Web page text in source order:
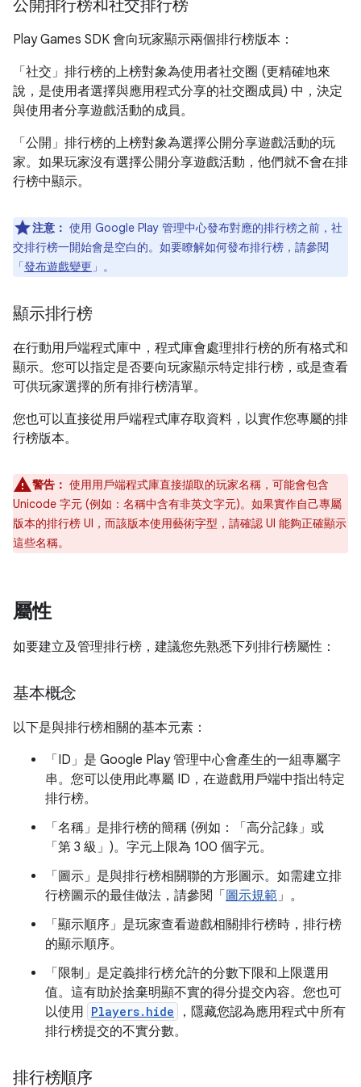
公開排行榜和社交排行榜
Play Games SDK 會向玩家顯示兩個排行榜版本：
「社交」 排行榜的上榜對象為使用者社交圈 (更精確地來
說，是使用者選擇與應用程式分享的社交圈成員) 中，決定
與使用者分享遊戲活動的成員。
「公開」 排行榜的上榜對象為選擇公開分享遊戲活動的玩
家。如果玩家沒有選擇公開分享遊戲活動，他們就不會在排
行榜中顯示。
注意： 使用 Google Play 管理中心發布對應的排行榜之前，社
交排行榜一開始會是空白的。如要瞭解如何發布排行榜，請參閱
「發布遊戲變更 」。
顯示排行榜
在行動用戶端程式庫中，程式庫會處理排行榜的所有格式和
顯示。您可以指定是否要向玩家顯示特定排行榜，或是查看
可供玩家選擇的所有排行榜清單。
您也可以直接從用戶端程式庫存取資料，以實作您專屬的排
行榜版本。
警告： 使用用戶端程式庫直接擷取的玩家名稱，可能會包含
Unicode 字元 (例如：名稱中含有非英文字元)。如果實作自己專屬
版本的排行榜 UI，而該版本使用藝術字型，請確認 UI 能夠正確顯示
這些名稱。
屬性
如要建立及管理排行榜，建議您先熟悉下列排行榜屬性：
基本概念
以下是與排行榜相關的基本元素：
「ID」 是 Google Play 管理中心會產生的一組專屬字
串。您可以使用此專屬 ID，在遊戲用戶端中指出特定
排行榜。
「名稱」 是排行榜的簡稱 (例如：「高分記錄」或
「第 3 級」)。字元上限為 100 個字元。
「圖示」 是與排行榜相關聯的方形圖示。如需建立排
行榜圖示的最佳做法，請參閱「 圖示規範」。
「顯示順序」 是玩家查看遊戲相關排行榜時，排行榜
的顯示順序。
「限制」 是定義排行榜允許的分數下限和上限選用
值。這有助於捨棄明顯不實的得分提交內容。您也可
以使用 Players.hide
，隱藏您認為應用程式中所有
排行榜提交的不實分數。
排行榜順序